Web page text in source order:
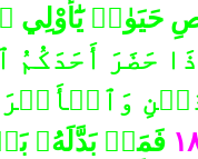
حَيَوٰةٞ يَٰٓأُوْلِي
حَضَرَ
فَمَنۢ بَدَّلَهُۥ